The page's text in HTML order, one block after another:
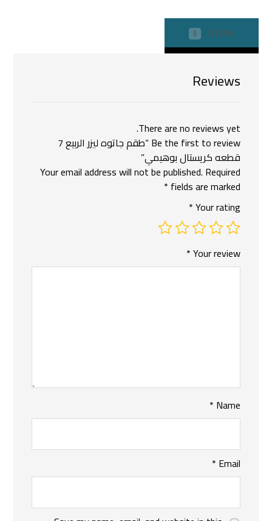
REVIEWS
0
Reviews
There are no reviews yet.
Be the first to review “طقم جاتوه ليزر الربيع 7
قطعه كريستال بوهيمي”
Your email address will not be published. Required
fields are marked
*
Your rating
*
Your review
*
Name
*
Email
*